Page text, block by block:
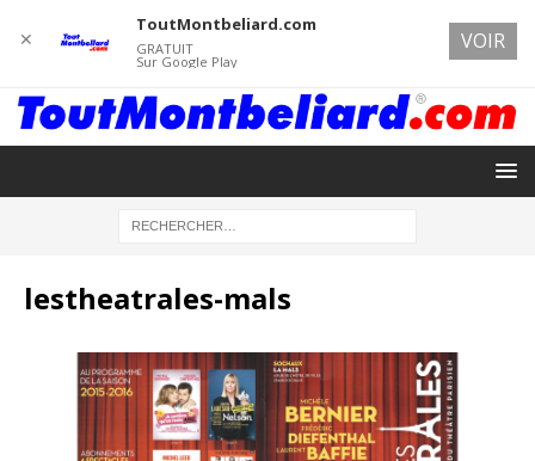
lestheatrales-mals
✕
ToutMontbeliard.com
GRATUIT
Sur Google Play
VOIR